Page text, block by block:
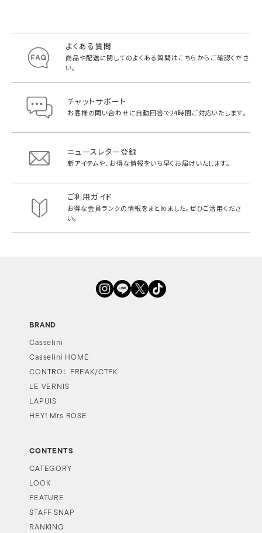
よくある質問
商品や配送に関してのよくある質問はこちらからご確認くださ
い。
チャットサポート
お客様の問い合わせに自動回答で24時間ご対応いたします。
ニュースレター登録
新アイテムや、お得な情報をいち早く お届けいたします。
ご利用ガイド
お得な会員ランクの情報をまとめました。ぜひご活用くださ
い。
BRAND
Casselini
Casselini HOME
CONTROL FREAK/CTFK
LE VERNIS
LAPUIS
HEY! Mrs ROSE
CONTENTS
CATEGORY
LOOK
FEATURE
STAFF SNAP
RANKING